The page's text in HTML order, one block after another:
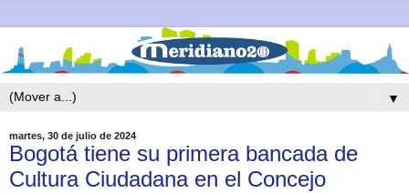
▼
martes, 30 de julio de 2024
Bogotá tiene su primera bancada de
Cultura Ciudadana en el Concejo